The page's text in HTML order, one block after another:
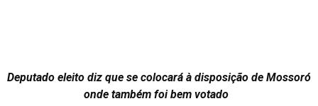
Deputado eleito diz que se colocará à disposição de Mossoró
onde também foi bem votado